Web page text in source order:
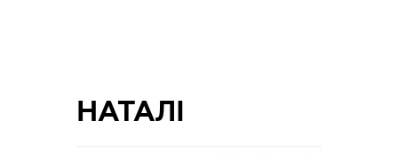
НАТАЛІ